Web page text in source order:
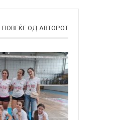
ПОВЕЌЕ ОД АВТОРОТ